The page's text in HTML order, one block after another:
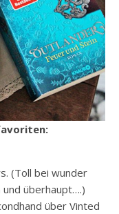
(Toll bei wunder
überhaupt….)
über Vinted